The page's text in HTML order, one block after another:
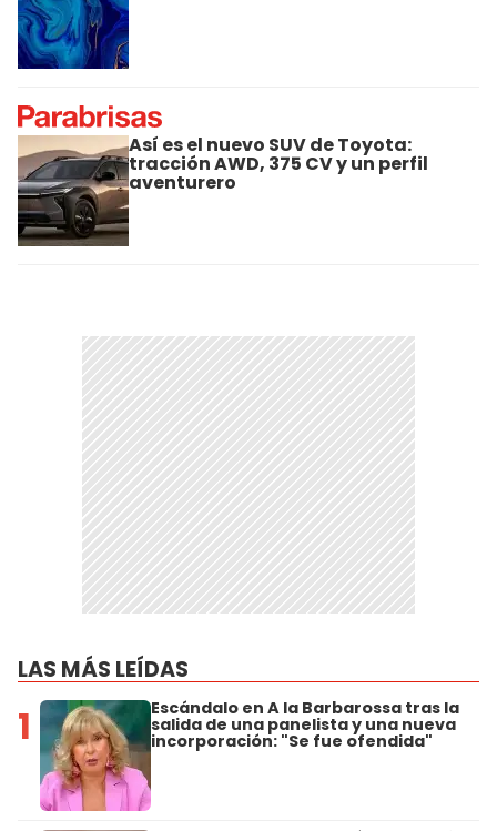
Así es el nuevo SUV de Toyota:
tracción AWD, 375 CV y un perfil
aventurero
LAS MÁS LEÍDAS
1 Escándalo en A la Barbarossa tras la
salida de una panelista y una nueva
incorporación: "Se fue ofendida"